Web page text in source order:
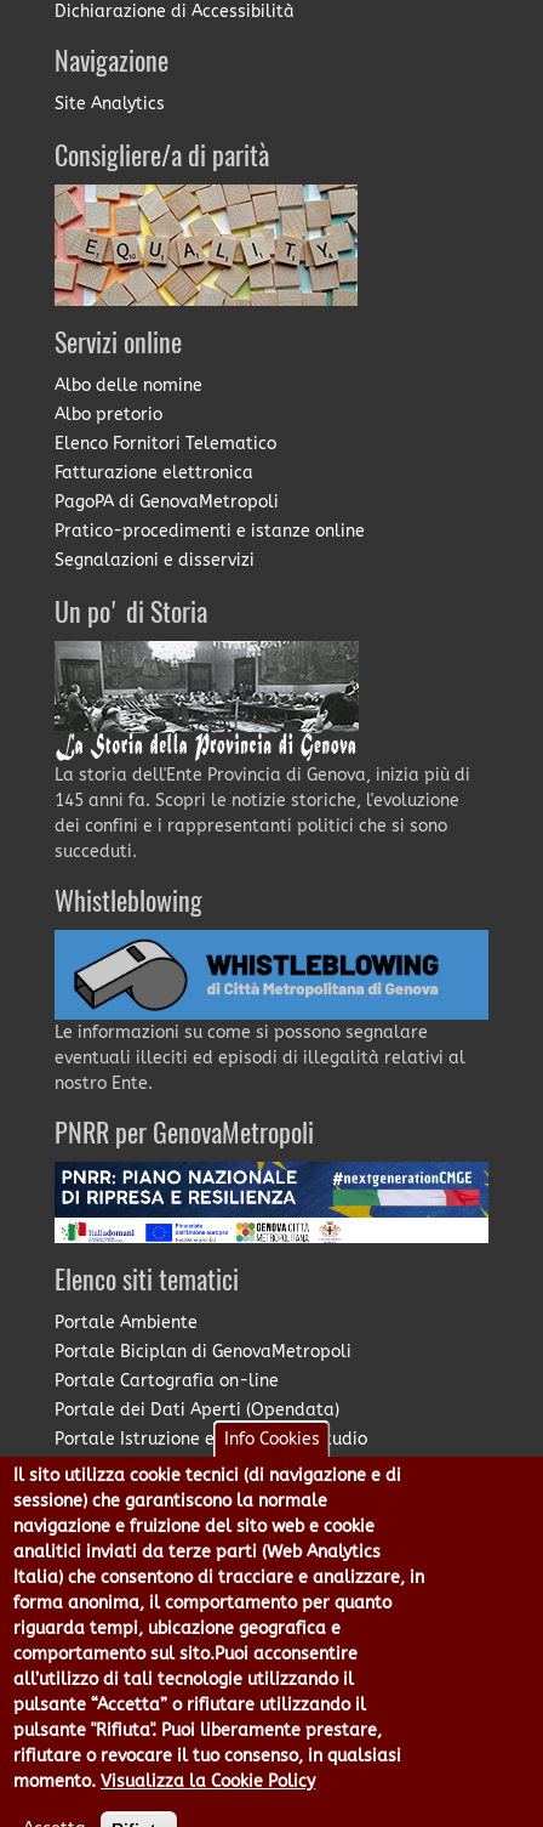
Dichiarazione di Accessibilità
Navigazione
Site Analytics
Consigliere/a di parità
Servizi online
Albo delle nomine
Albo pretorio
Elenco Fornitori Telematico
Fatturazione elettronica
PagoPA di GenovaMetropoli
Pratico-procedimenti e istanze online
Segnalazioni e disservizi
Un po' di Storia
La storia dell'Ente Provincia di Genova, inizia più di
145 anni fa. Scopri le notizie storiche, l'evoluzione
dei confini e i rappresentanti politici che si sono
succeduti.
Whistleblowing
Le informazioni su come si possono segnalare
eventuali illeciti ed episodi di illegalità relativi al
nostro Ente.
PNRR per GenovaMetropoli
Elenco siti tematici
Portale Ambiente
Portale Biciplan di GenovaMetropoli
Portale Cartografia on-line
Portale dei Dati Aperti (Opendata)
Portale Istruzione e Diritto allo Studio
Portale Marketing Territoriale
Portale Piano Strategico Metropolitano
Portale PUMS di GenovaMetropoli
Portale Stazione Unica Appaltante
Pratico: procedimenti e istanze online
Città Metropolitana di Genova - Piazzale Mazzini 2 -16122 -
Genova | CF:80007350103 - P.Iva: 00949170104 | Codice IPA: cmge
Centralino 010 54991 Fax 010 5499244 URP 010 5499456
Num.Verde 800 509420 | P.E.C.:
pec@cert.cittametropolitana.genova.it
Privacy|Tecnologie e Accessibilità|Note Legali
sito Web
Info Cookies
Il sito utilizza cookie tecnici (di navigazione e di
sessione) che garantiscono la normale
navigazione e fruizione del sito web e cookie
analitici inviati da terze parti (Web Analytics
Italia) che consentono di tracciare e analizzare, in
forma anonima, il comportamento per quanto
riguarda tempi, ubicazione geografica e
comportamento sul sito.Puoi acconsentire
all’utilizzo di tali tecnologie utilizzando il
pulsante “Accetta” o rifiutare utilizzando il
pulsante "Rifiuta". Puoi liberamente prestare,
rifiutare o revocare il tuo consenso, in qualsiasi
momento. Visualizza la Cookie Policy